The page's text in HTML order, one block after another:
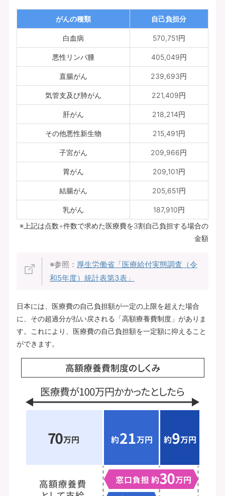
がんの種類 自己負担分
白血病 570,751円
悪性リンパ腫 405,049円
直腸がん 239,693円
気管支及び肺がん 221,409円
肝がん 218,214円
その他悪性新生物 215,491円
子宮がん 209,966円
胃がん 209,101円
結腸がん 205,651円
乳がん
187,910円
※上記は点数÷件数で求めた医療費を3割自己負担する場合の
金額
※参照： 厚生労働省「医療給付実態調査（令
和5年度）統計表第3表」
日本には、医療費の自己負担額が一定の上限を超えた場合
に、その超過分が払い戻される「高額療養費制度」がありま
す。これにより、医療費の自己負担額を一定額に抑えること
ができます。